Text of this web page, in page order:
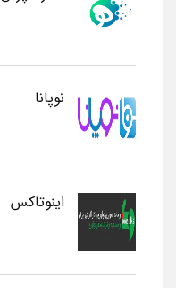
نوپانا
اینوتاکس